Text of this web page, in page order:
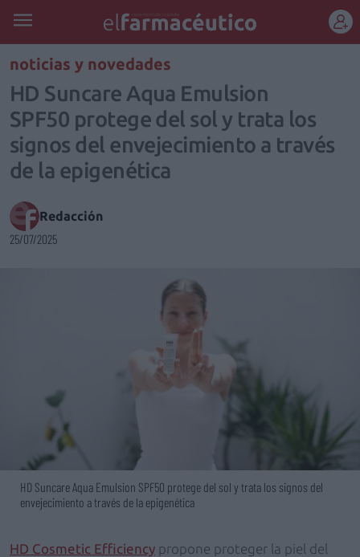
REGÍSTRATE
noticias y novedades
HD Suncare Aqua Emulsion
SPF50 protege del sol y trata los
signos del envejecimiento a través
de la epigenética
Redacción
25/07/2025
HD Suncare Aqua Emulsion SPF50 protege del sol y trata los signos del
envejecimiento a través de la epigenética
HD Cosmetic Efficiency propone proteger la piel del